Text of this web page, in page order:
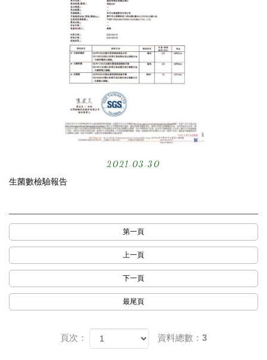
2021.03.30
生菌數檢驗報告
第一頁
上一頁
下一頁
最尾頁
頁次： 資料總數：3